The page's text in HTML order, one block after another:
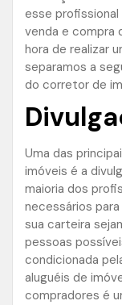
esse
venda e compra
hora de realizar
separamos a
do corretor de
Uma das
imóveis é a
maioria dos
necessários
sua carteira
pessoas
condicionada
aluguéis de
compradores é